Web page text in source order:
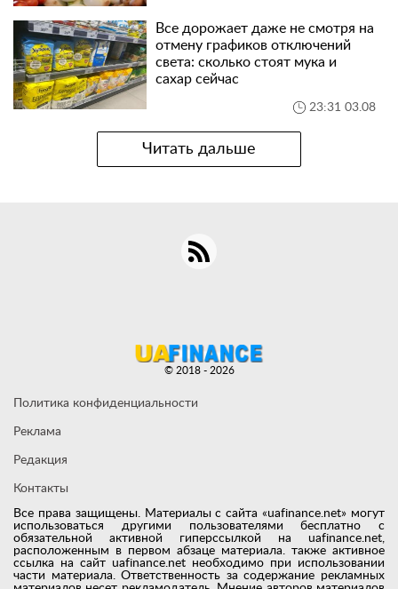
Все дорожает даже не смотря на
отмену графиков отключений
света: сколько стоят мука и
сахар сейчас
23:31 03.08
Читать дальше
Все права защищены. Материалы с сайта «uafinance.net» могут
использоваться другими пользователями бесплатно с
обязательной активной гиперссылкой на uafinance.net,
расположенным в первом абзаце материала. также активное
ссылка на сайт uafinance.net необходимо при использовании
части материала. Ответственность за содержание рекламных
Политика конфиденциальности
Реклама
Редакция
Контакты
© 2018 - 2026